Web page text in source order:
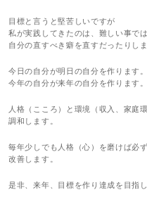
目標と言うと堅苦しいですが
私が実践してきたのは、難しい事で
自分の直すべき癖を直すだったりしま
今日の自分が明日の自分を作ります。
今年の自分が来年の自分を作ります。
人格（こころ）と環境（収入、家庭
調和します。
毎年少しでも人格（心）を磨けば必
改善します。
是非、来年、目標を作り達成を目指